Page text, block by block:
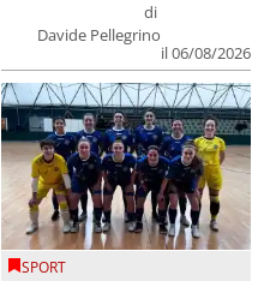
di
Davide Pellegrino
il 06/08/2026
SPORT